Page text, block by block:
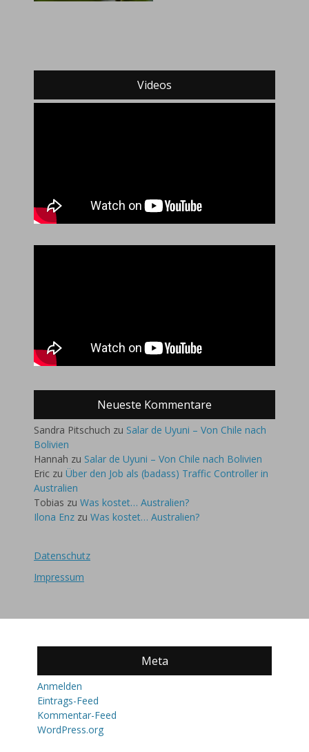
Videos
Neueste Kommentare
Sandra Pitschuch zu Salar de Uyuni – Von Chile nach
Bolivien
Hannah zu Salar de Uyuni – Von Chile nach Bolivien
Eric zu Über den Job als (badass) Traffic Controller in
Australien
Tobias zu Was kostet… Australien?
Ilona Enz zu Was kostet… Australien?
Datenschutz
Impressum
Meta
Anmelden
Eintrags-Feed
Kommentar-Feed
WordPress.org